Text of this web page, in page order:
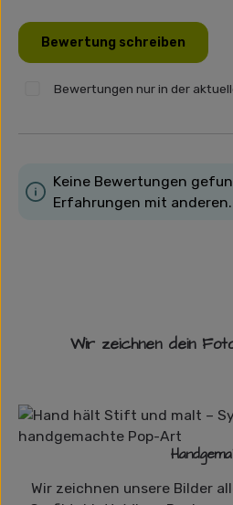
Bewertung schreiben
Bewertungen nur in der
Keine Bewertungen
Erfahrungen mit anderen.
Wir zeichnen dein
Wir zeichnen unsere Bilder